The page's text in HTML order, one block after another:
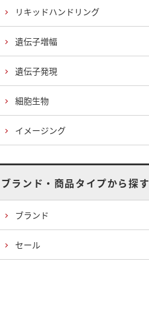
リキッドハンドリング
遺伝子増幅
遺伝子発現
細胞生物
イメージング
ブランド・商品タイプから探す
ブランド
セール